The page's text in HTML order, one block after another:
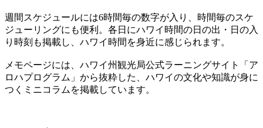
週間スケジュールには6時間毎の数字が入り、時間毎のスケ
ジューリングにも便利。各日にハワイ時間の日の出・日の入
り時刻も掲載し、ハワイ時間を身近に感じられます。
メモページには、ハワイ州観光局公式ラーニングサイト「ア
ロハプログラム」から抜粋した、ハワイの文化や知識が身に
つくミニコラムを掲載しています。